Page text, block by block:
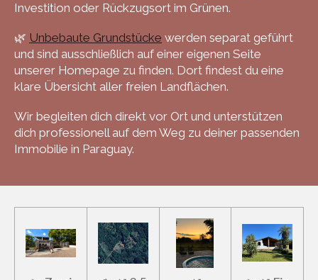
Investition oder Rückzugsort im Grünen.
🌿 Unbebaute Grundstücke werden separat geführt
und sind ausschließlich auf einer eigenen Seite
unserer Homepage zu finden. Dort findest du eine
klare Übersicht aller freien Landflächen.
Wir begleiten dich direkt vor Ort und unterstützen
dich professionell auf dem Weg zu deiner passenden
Immobilie in Paraguay.